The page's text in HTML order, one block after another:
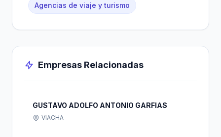
Agencias de viaje y turismo
Empresas Relacionadas
GUSTAVO ADOLFO ANTONIO GARFIAS
VIACHA